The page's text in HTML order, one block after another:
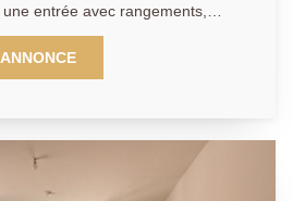
entrée avec rangements,
donnant sur balcon, une cuisine
équipée, une chambre, une
Une cave et une place de